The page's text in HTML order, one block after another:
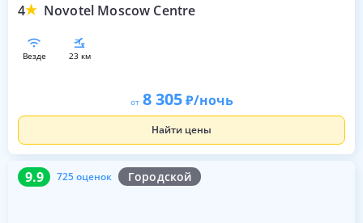
4 Novotel Moscow Centre
везде 23 км
от 8 305 /ночь
Найти цены
9.9 725 оценок Городской
9.9 725 оценок